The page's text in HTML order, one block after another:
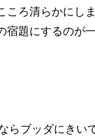
ころ清らかにし
宿題にするのが
ブッダにきいて